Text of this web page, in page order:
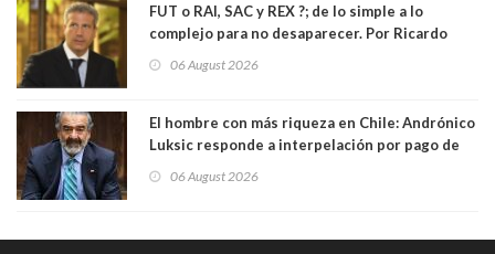
FUT o RAI, SAC y REX ?; de lo simple a lo
complejo para no desaparecer. Por Ricardo
06 August 2026
El hombre con más riqueza en Chile: Andrónico
Luksic responde a interpelación por pago de
día que me muera”
06 August 2026